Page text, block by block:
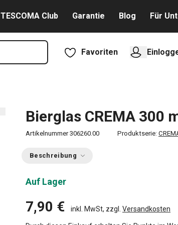
TESCOMA Club Garantie Blog Für
Favoriten
Bierglas CREMA 300
Artikelnummer 306260.00 Produktserie:
Beschreibung
Auf Lager
7,90 € inkl. MwSt, zzgl. Versandkosten